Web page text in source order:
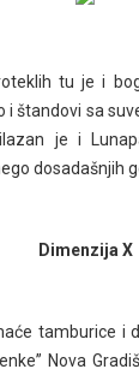
tu je i
i štandovi sa
je i
dosadašnjih
Dimenzija X
tamburice i
Nova